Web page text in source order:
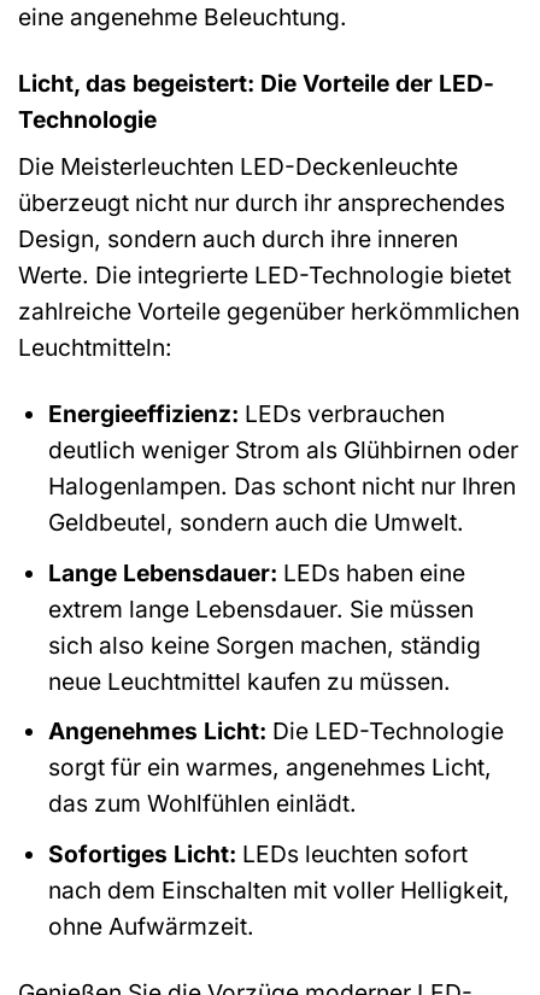
eine angenehme Beleuchtung.
Licht, das begeistert: Die Vorteile der LED-
Technologie
Die Meisterleuchten LED-Deckenleuchte
überzeugt nicht nur durch ihr ansprechendes
Design, sondern auch durch ihre inneren
Werte. Die integrierte LED-Technologie bietet
zahlreiche Vorteile gegenüber herkömmlichen
Leuchtmitteln:
Energieeffizienz: LEDs verbrauchen
deutlich weniger Strom als Glühbirnen oder
Halogenlampen. Das schont nicht nur Ihren
Geldbeutel, sondern auch die Umwelt.
Lange Lebensdauer: LEDs haben eine
extrem lange Lebensdauer. Sie müssen
sich also keine Sorgen machen, ständig
neue Leuchtmittel kaufen zu müssen.
Angenehmes Licht: Die LED-Technologie
sorgt für ein warmes, angenehmes Licht,
das zum Wohlfühlen einlädt.
Sofortiges Licht: LEDs leuchten sofort
nach dem Einschalten mit voller Helligkeit,
ohne Aufwärmzeit.